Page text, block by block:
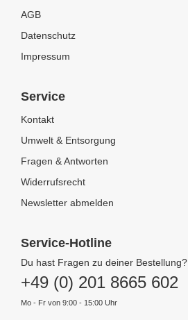
AGB
Datenschutz
Impressum
Service
Kontakt
Umwelt & Entsorgung
Fragen & Antworten
Widerrufsrecht
Newsletter abmelden
Service-Hotline
Du hast Fragen zu deiner Bestellung?
+49 (0) 201 8665 602
Mo - Fr von 9:00 - 15:00 Uhr